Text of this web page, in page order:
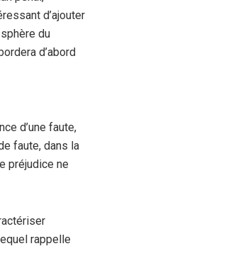
d’ajouter
du
d’abord
d’une faute,
faute, dans la
préjudice ne
rappelle